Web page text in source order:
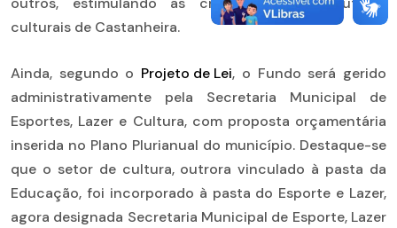
culturais de Castanheira.
Ainda, segundo o Projeto de Lei, o Fundo será gerido
administrativamente pela Secretaria Municipal de
Esportes, Lazer e Cultura, com proposta orçamentária
inserida no Plano Plurianual do município. Destaque-se
que o setor de cultura, outrora vinculado à pasta da
Educação, foi incorporado à pasta do Esporte e Lazer,
agora designada Secretaria Municipal de Esporte, Lazer